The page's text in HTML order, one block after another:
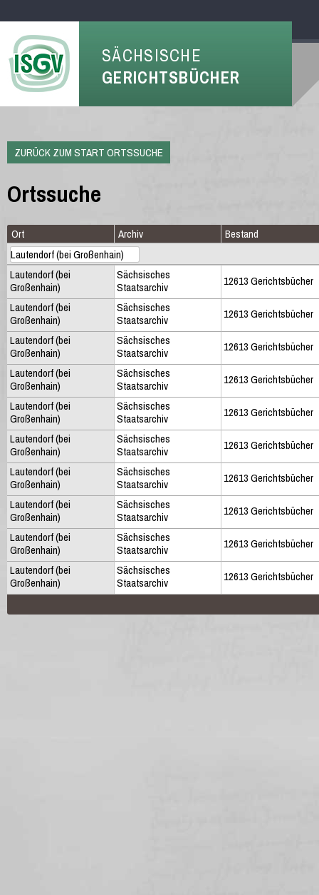
SÄCHSISCHE
GERICHTSBÜCHER
ZURÜCK ZUM START ORTSSUCHE
Ortssuche
Ort Archiv Bestand
Lautendorf (bei
Großenhain)
Sächsisches
Staatsarchiv
12613 Gerichtsbücher
Lautendorf (bei
Großenhain)
Sächsisches
Staatsarchiv
12613 Gerichtsbücher
Lautendorf (bei
Großenhain)
Sächsisches
Staatsarchiv
12613 Gerichtsbücher
Lautendorf (bei
Großenhain)
Sächsisches
Staatsarchiv
12613 Gerichtsbücher
Lautendorf (bei
Großenhain)
Sächsisches
Staatsarchiv
12613 Gerichtsbücher
Lautendorf (bei
Großenhain)
Sächsisches
Staatsarchiv
12613 Gerichtsbücher
Lautendorf (bei
Großenhain)
Sächsisches
Staatsarchiv
12613 Gerichtsbücher
Lautendorf (bei
Großenhain)
Sächsisches
Staatsarchiv
12613 Gerichtsbücher
Lautendorf (bei
Großenhain)
Sächsisches
Staatsarchiv
12613 Gerichtsbücher
Lautendorf (bei
Großenhain)
Sächsisches
Staatsarchiv
12613 Gerichtsbücher